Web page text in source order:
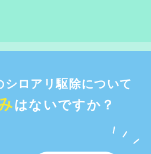
シロアリ駆除について
はないですか？